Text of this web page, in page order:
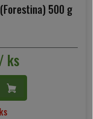
500 g
ks